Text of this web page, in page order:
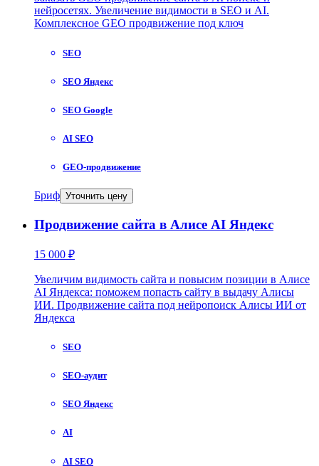
нейросетях. Увеличение видимости в SEO и AI.
Комплексное GEO продвижение под ключ
SEO
SEO Яндекс
SEO Google
AI SEO
GEO-продвижение
Бриф Уточнить цену
Продвижение сайта в Алисе AI Яндекс
15 000 ₽
Увеличим видимость сайта и повысим позиции в Алисе
AI Яндекса: поможем попасть сайту в выдачу Алисы
ИИ. Продвижение сайта под нейропоиск Алисы ИИ от
Яндекса
SEO
SEO-аудит
SEO Яндекс
AI
AI SEO